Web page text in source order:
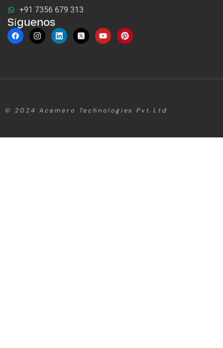
+91 7356 679 313
Síguenos
© 2024Acemero Technologies Pvt.Ltd